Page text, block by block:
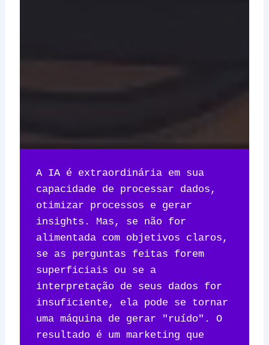
A IA é extraordinária em sua
capacidade de processar dados,
otimizar processos e gerar
insights. Mas, se não for
alimentada com objetivos claros,
se as perguntas feitas forem
superficiais ou se a
interpretação de seus dados for
insuficiente, ela pode se tornar
uma máquina de gerar "ruído". O
resultado é um marketing que